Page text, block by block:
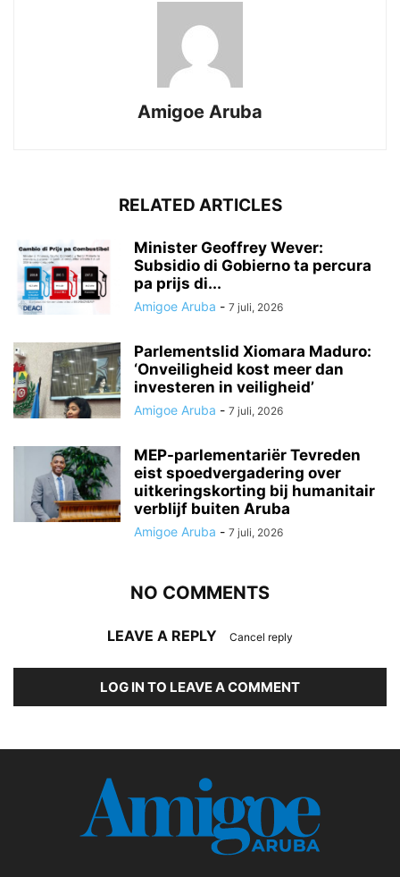
Amigoe Aruba
RELATED ARTICLES
Minister Geoffrey Wever:
Subsidio di Gobierno ta percura
pa prijs di...
Amigoe Aruba - 7 juli, 2026
Parlementslid Xiomara Maduro:
‘Onveiligheid kost meer dan
investeren in veiligheid’
Amigoe Aruba - 7 juli, 2026
MEP-parlementariër Tevreden
eist spoedvergadering over
uitkeringskorting bij humanitair
verblijf buiten Aruba
Amigoe Aruba - 7 juli, 2026
NO COMMENTS
LEAVE A REPLY Cancel reply
LOG IN TO LEAVE A COMMENT